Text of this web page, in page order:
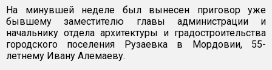
На минувшей неделе был вынесен приговор уже
бывшему заместителю главы администрации и
начальнику отдела архитектуры и градостроительства
городского поселения Рузаевка в Мордовии, 55-
летнему Ивану Алемаеву.